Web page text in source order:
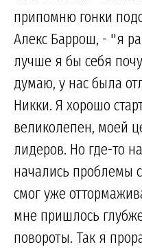
припомню гонки
Алекс Баррош, - "я
лучше я бы себя
думаю, у нас была
Никки. Я хорошо
великолепен, моей
лидеров. Но где-то
начались проблемы
смог уже
мне пришлось
повороты. Так я